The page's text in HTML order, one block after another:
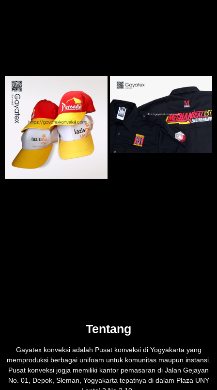
Tentang
Gayatex konveksi adalah Pusat konveksi di Yogyakarta yang
memproduksi berbagai unifoam untuk komunitas maupun instansi.
Pusat konveksi jogja memiliki kantor pemasaran di Jalan Gejayan
No. 01, Depok, Sleman, Yogyakarta tepatnya di dalam Plaza UNY